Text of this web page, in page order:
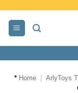
inhoud
* Home ArlyToys